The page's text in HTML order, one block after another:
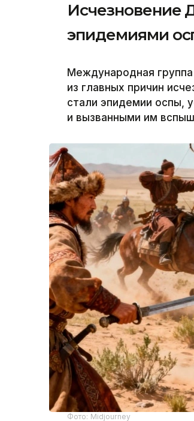
Исчезновение
эпидемиями
Международная
из главных причин
стали эпидемии оспы,
и вызванными им
Фото: Midjourney